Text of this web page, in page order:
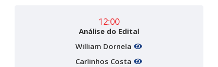
12:00
Análise do Edital
William Dornela
Carlinhos Costa